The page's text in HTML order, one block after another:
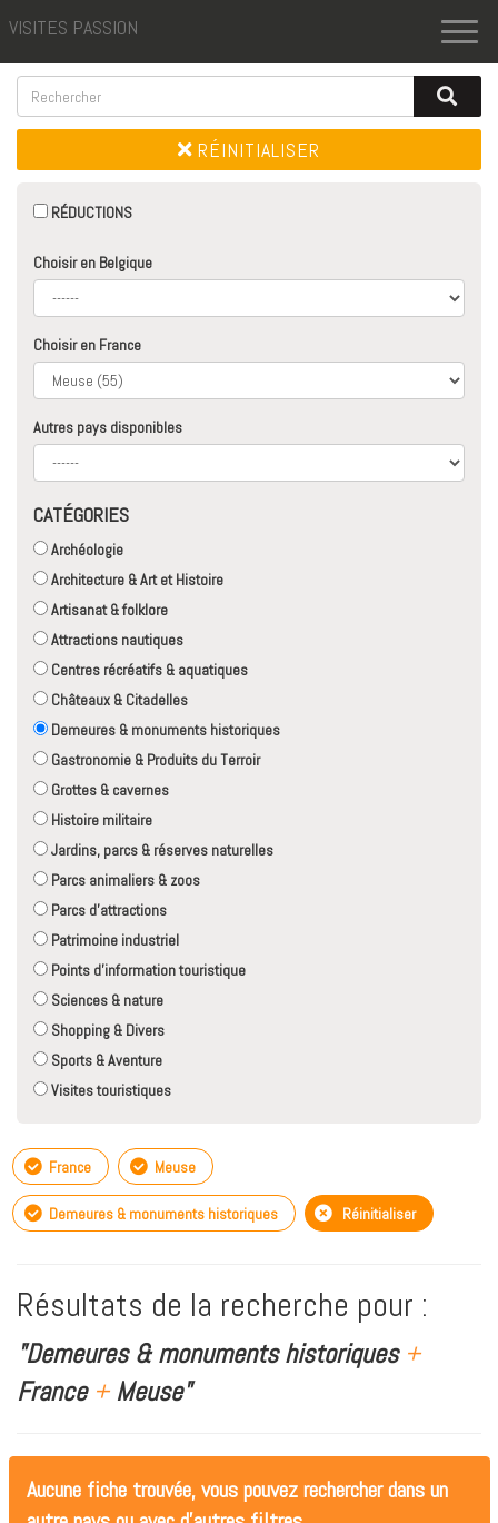
VISITES PASSION
RÉINITIALISER
RÉDUCTIONS
Choisir en Belgique
Choisir en France
Autres pays disponibles
CATÉGORIES
Archéologie
Architecture & Art et Histoire
Artisanat & folklore
Attractions nautiques
Centres récréatifs & aquatiques
Châteaux & Citadelles
Demeures & monuments historiques
Gastronomie & Produits du Terroir
Grottes & cavernes
Histoire militaire
Jardins, parcs & réserves naturelles
Parcs animaliers & zoos
Parcs d'attractions
Patrimoine industriel
Points d'information touristique
Sciences & nature
Shopping & Divers
Sports & Aventure
Visites touristiques
France Meuse
Demeures & monuments historiques Réinitialiser
Résultats de la recherche pour :
"Demeures & monuments historiques +
France +Meuse"
Aucune fiche trouvée, vous pouvez rechercher dans un